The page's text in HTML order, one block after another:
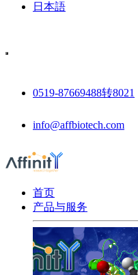
日本語
0519-87669488转8021
info@affbiotech.com
首页
产品与服务